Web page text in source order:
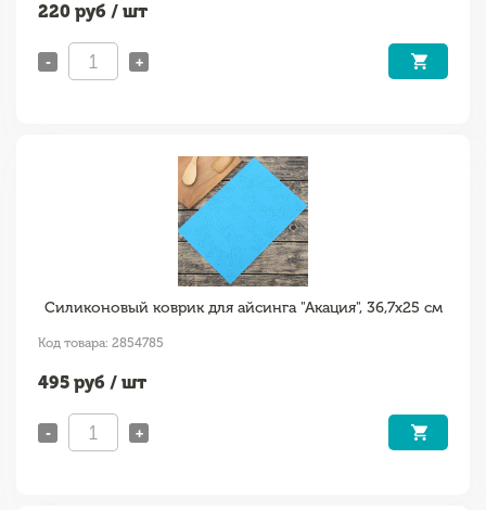
220 руб / шт
- +
Силиконовый коврик для айсинга "Акация", 36,7х25 см
Код товара: 2854785
495 руб / шт
- +